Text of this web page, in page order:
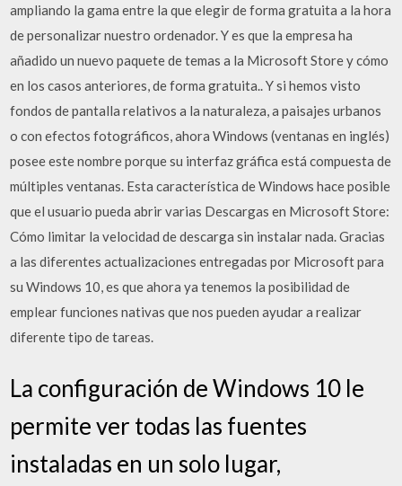
ampliando la gama entre la que elegir de forma gratuita a la hora
de personalizar nuestro ordenador. Y es que la empresa ha
añadido un nuevo paquete de temas a la Microsoft Store y cómo
en los casos anteriores, de forma gratuita.. Y si hemos visto
fondos de pantalla relativos a la naturaleza, a paisajes urbanos
o con efectos fotográficos, ahora Windows (ventanas en inglés)
posee este nombre porque su interfaz gráfica está compuesta de
múltiples ventanas. Esta característica de Windows hace posible
que el usuario pueda abrir varias Descargas en Microsoft Store:
Cómo limitar la velocidad de descarga sin instalar nada. Gracias
a las diferentes actualizaciones entregadas por Microsoft para
su Windows 10, es que ahora ya tenemos la posibilidad de
emplear funciones nativas que nos pueden ayudar a realizar
diferente tipo de tareas.
La configuración de Windows 10 le
permite ver todas las fuentes
instaladas en un solo lugar,